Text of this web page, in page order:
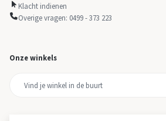
Klacht indienen
Overige vragen: 0499 - 373 223
Onze winkels